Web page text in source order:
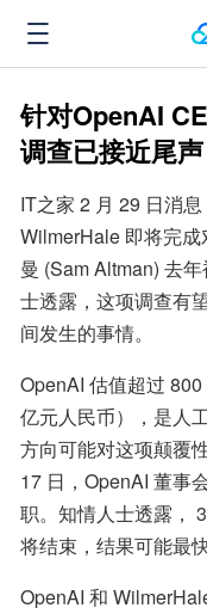
针对OpenAI
调查已接近尾声
IT之家 2 月 29 日消
WilmerHale 即将完
曼 (Sam Altman) 去
士透露，这项调查有
间发生的事情。
OpenAI 估值超过
亿元人民币），是人
方向可能对这项颠覆
17 日，OpenAI 董事
职。知情人士透露，
将结束，结果可能最
OpenAI 和